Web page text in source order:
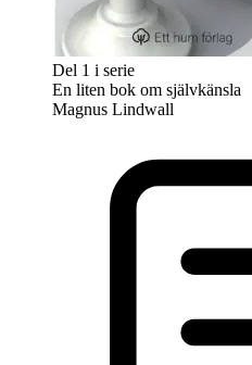
Del 1 i serie
En liten bok om självkänsla
Magnus Lindwall